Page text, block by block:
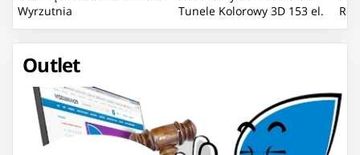
Wyrzutnia
Tunele Kolorowy 3D 153 el.
Outlet